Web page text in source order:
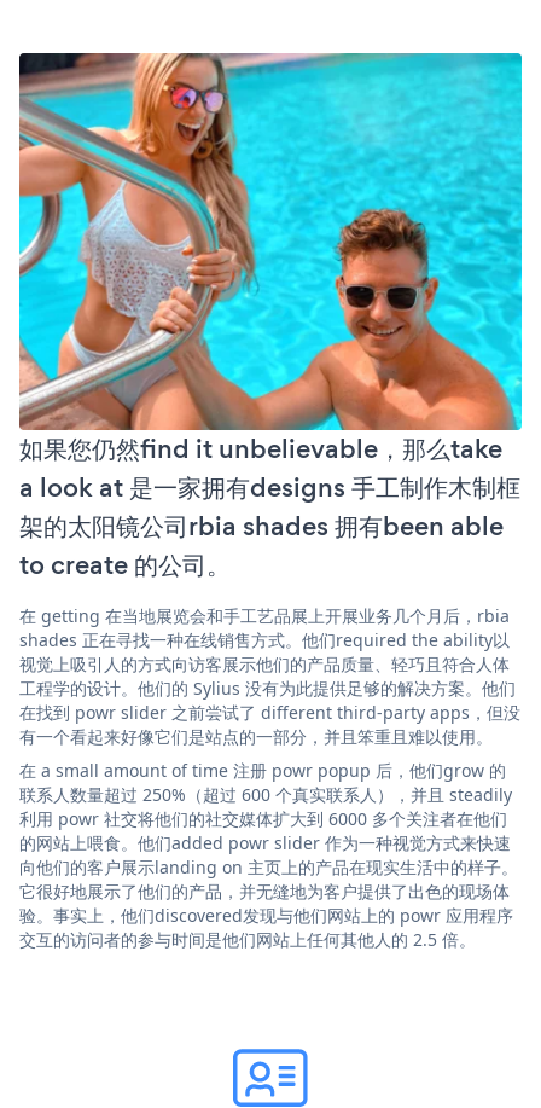
如果您仍然find it unbelievable，那么take
a look at 是一家拥有designs 手工制作木制框
架的太阳镜公司rbia shades 拥有been able
to create 的公司。
在 getting 在当地展览会和手工艺品展上开展业务几个月后，rbia
shades 正在寻找一种在线销售方式。他们required the ability以
视觉上吸引人的方式向访客展示他们的产品质量、轻巧且符合人体
工程学的设计。他们的 Sylius 没有为此提供足够的解决方案。他们
在找到 powr slider 之前尝试了 different third-party apps，但没
有一个看起来好像它们是站点的一部分，并且笨重且难以使用。
在 a small amount of time 注册 powr popup 后，他们grow 的
联系人数量超过 250%（超过 600 个真实联系人），并且 steadily
利用 powr 社交将他们的社交媒体扩大到 6000 多个关注者在他们
的网站上喂食。他们added powr slider 作为一种视觉方式来快速
向他们的客户展示landing on 主页上的产品在现实生活中的样子。
它很好地展示了他们的产品，并无缝地为客户提供了出色的现场体
验。事实上，他们discovered发现与他们网站上的 powr 应用程序
交互的访问者的参与时间是他们网站上任何其他人的 2.5 倍。